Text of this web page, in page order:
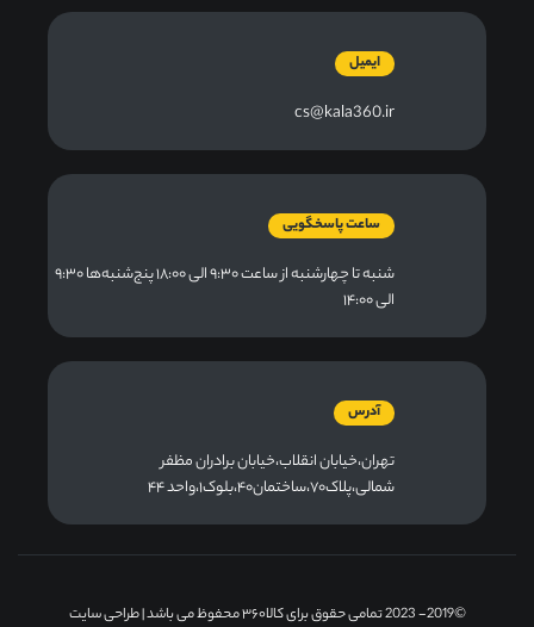
ایمیل
cs@kala360.ir
ساعت پاسخگویی
شنبه تا چهارشنبه از ساعت ۹:۳۰ الی ۱۸:۰۰ پنج‌شنبه‌ها ۹:۳۰
الی ۱۴:۰۰
آدرس
تهران،خیابان انقلاب،خیابان برادران مظفر
شمالی،پلاک۷۰،ساختمان۴۰،بلوک۱،واحد ۴۴
©2019- 2023 تمامی حقوق برای کالا۳۶۰ محفوظ می باشد |
طراحی سایت